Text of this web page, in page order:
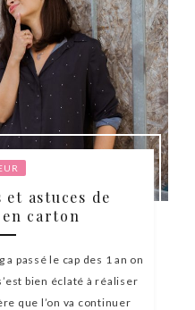
astuces de
carton
passé le cap des 1 an on
bien éclaté à réaliser
que l’on va continuer